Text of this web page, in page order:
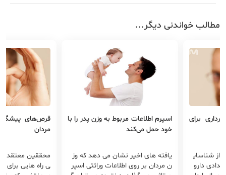
مطالب خواندنی دیگر...
برای
از شناسای
دارو
اسپرم اطلاعات مربوط به وزن پدر را با
خود حمل می‌کند
یافته های اخیر نشان می دهد که وز
ن مردان بر روی اطلاعات وراثتی اسپر
قرص‌های
مردان
محققین معتقدند
ی راه هایی برای